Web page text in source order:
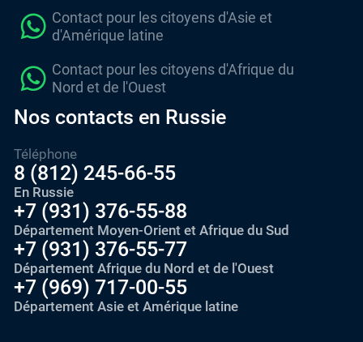
Contact pour les citoyens d'Asie et
d'Amérique latine
Contact pour les citoyens d'Afrique du
Nord et de l'Ouest
Nos contacts en Russie
Téléphone
8 (812) 245-66-55
En Russie
+7 (931) 376-55-88
Département Moyen-Orient et Afrique du Sud
+7 (931) 376-55-77
Département Afrique du Nord et de l'Ouest
+7 (969) 717-00-55
Département Asie et Amérique latine